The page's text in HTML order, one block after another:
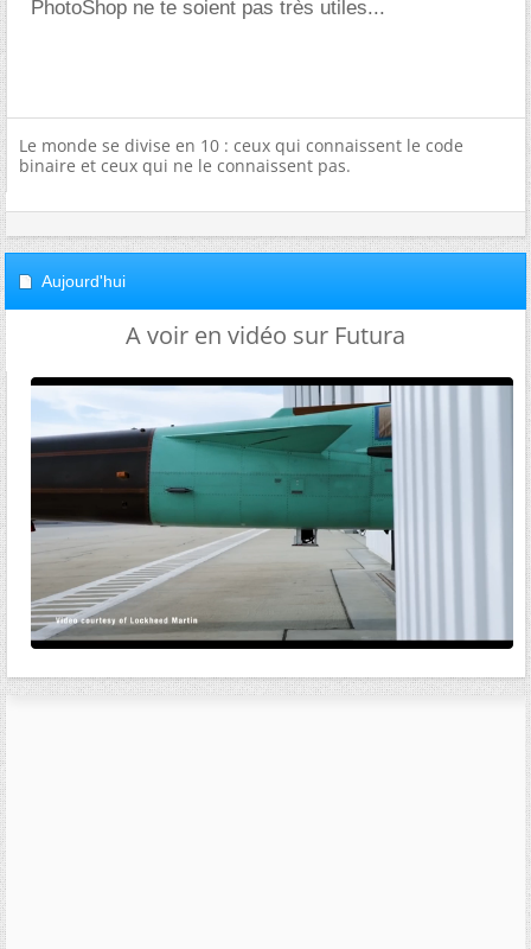
PhotoShop ne te soient pas très utiles...
Le monde se divise en 10 : ceux qui connaissent le code
binaire et ceux qui ne le connaissent pas.
Aujourd'hui
A voir en vidéo sur Futura